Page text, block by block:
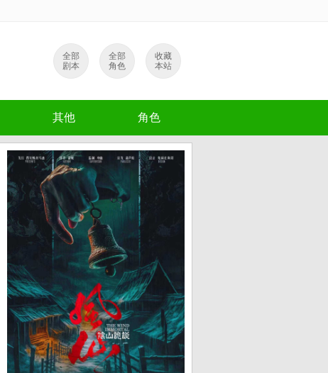
全部
剧本
全部
角色
收藏
本站
其他 角色